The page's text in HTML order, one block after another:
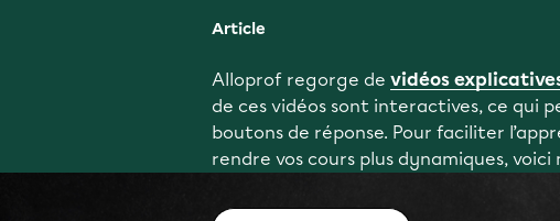
Article
Alloprof regorge de vidéos
de ces vidéos sont interactives, ce qui
boutons de réponse. Pour faciliter
rendre vos cours plus dynamiques,